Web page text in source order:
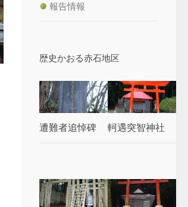
報告情報
歴史かおる赤石地区
遭難者追悼碑 軻遇突智神社